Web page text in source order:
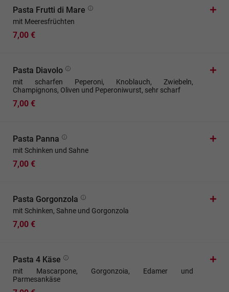
Pasta Frutti di Mare
mit Meeresfrüchten
7,00 €
Pasta Diavolo
mit scharfen Peperoni, Knoblauch, Zwiebeln,
Champignons, Oliven und Peperoniwurst, sehr scharf
7,00 €
Pasta Panna
mit Schinken und Sahne
7,00 €
Pasta Gorgonzola
mit Schinken, Sahne und Gorgonzola
7,00 €
Pasta 4 Käse
mit Mascarpone, Gorgonzoia, Edamer und
Parmesankäse